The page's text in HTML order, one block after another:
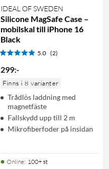
IDEAL OF SWEDEN
Silicone MagSafe Case –
mobilskal till iPhone 16
Black
5.0 (2)
299:-
Finns i 8 varianter
Trådlös laddning med
magnetfäste
Fallskydd upp till 2 m
Mikrofiberfoder på insidan
Online: 100+ st